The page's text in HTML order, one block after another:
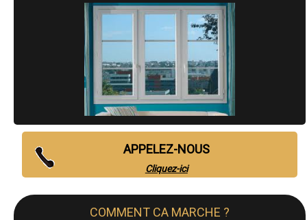
APPELEZ-NOUS
Cliquez-ici
COMMENT CA MARCHE ?